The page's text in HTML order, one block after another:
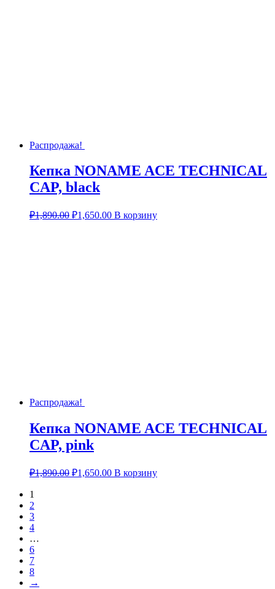
Распродажа!
Кепка NONAME ACE TECHNICAL
CAP, black
₽1,890.00 ₽1,650.00 В корзину
Распродажа!
Кепка NONAME ACE TECHNICAL
CAP, pink
₽1,890.00 ₽1,650.00 В корзину
1
2
3
4
…
6
7
8
→